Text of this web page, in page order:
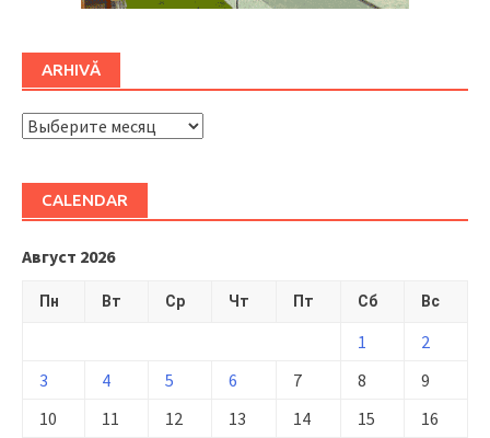
ARHIVĂ
ARHIVĂ
CALENDAR
Август 2026
Пн Вт Ср Чт Пт Сб Вс
1
2
3
4 5 6 7 8
9
10
11 12 13 14 15
16